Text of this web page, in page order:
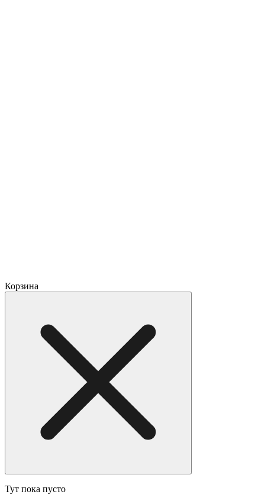
Корзина
Тут пока пусто